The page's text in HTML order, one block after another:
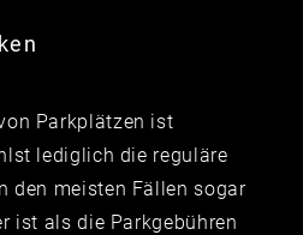
Parkplätzen ist
lediglich die reguläre
den meisten Fällen sogar
ist als die Parkgebühren